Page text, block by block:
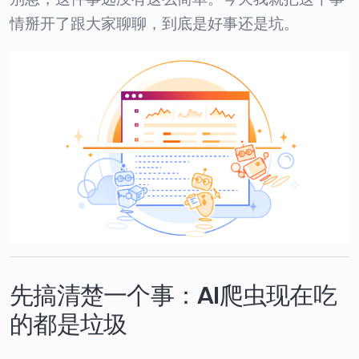
情掰开了跟大家聊聊，到底是好事还是坑。
先搞清楚一个事：AI爬虫现在吃
的都是垃圾